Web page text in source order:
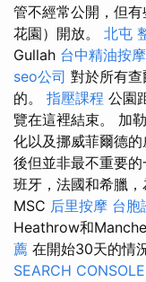
管不經常公開，但
花園）開放。 北屯
Gullah 台中精油按摩
seo公司 對於所有
的。 指壓課程 公園
覽在這裡結束。 加
化以及挪威菲爾德
後但並非最不重要
班牙，法國和希臘，
MSC 后里按摩 台胞
Heathrow和
薦 在開始30天的情
SEARCH CONSOLE